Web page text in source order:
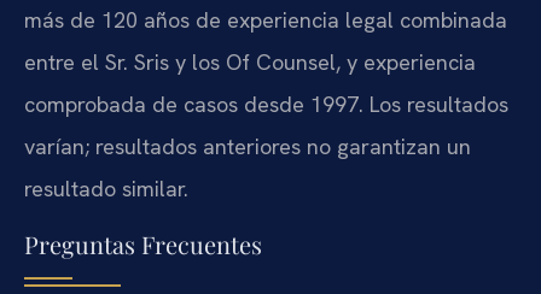
más de 120 años de experiencia legal combinada
entre el Sr. Sris y los Of Counsel, y experiencia
comprobada de casos desde 1997. Los resultados
varían; resultados anteriores no garantizan un
resultado similar.
Preguntas Frecuentes